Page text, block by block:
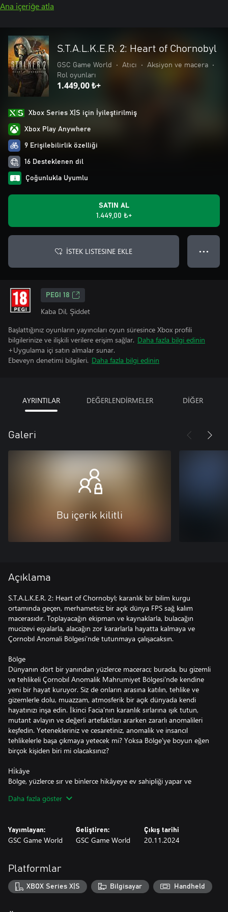
Ana içeriğe atla
S.T.A.L.K.E.R. 2: Heart of Chornobyl
GSC Game World • Atıcı • Aksiyon ve macera
•
Rol oyunları
1.449,00 ₺+
Xbox Series X|S için İyileştirilmiş
Xbox Play Anywhere
9 Erişilebilirlik özelliği
16 Desteklenen dil
Çoğunlukla Uyumlu
SATIN AL
1.449,00 ₺+
İSTEK LISTESINE EKLE ● ● ●
PEGI 18
Kaba Dil, Şiddet
Başlattığınız oyunların yayıncıları oyun süresince Xbox profili
bilgilerinize ve ilişkili verilere erişim sağlar. Daha fazla bilgi edinin
+Uygulama içi satın almalar sunar.
Ebeveyn denetimi bilgileri. Daha fazla bilgi edinin
AYRINTILAR DEĞERLENDİRMELER DİĞER
Galeri
Bu içerik kilitli
Açıklama
S.T.A.L.K.E.R. 2: Heart of Chornobyl; karanlık bir bilim kurgu
ortamında geçen, merhametsiz bir açık dünya FPS sağ kalım
macerasıdır. Toplayacağın ekipman ve kaynaklarla, bulacağın
mucizevi eşyalarla, alacağın zor kararlarla hayatta kalmaya ve
Çornobıl Anomali Bölgesi'nde tutunmaya çalışacaksın.
Bölge
Dünyanın dört bir yanından yüzlerce maceracı; burada, bu gizemli
ve tehlikeli Çornobıl Anomalik Mahrumiyet Bölgesi'nde kendine
yeni bir hayat kuruyor. Siz de onların arasına katılın, tehlike ve
gizemlerle dolu, muazzam, atmosferik bir açık dünyada kendi
hayatınızı inşa edin. İkinci Facia'nın karanlık sırlarına ışık tutun,
mutant avlayın ve değerli artefaktları ararken zararlı anomalileri
keşfedin. Yetenekleriniz ve cesaretiniz, anomalik ve insancıl
tehlikelerle başa çıkmaya yetecek mi? Yoksa Bölge'ye boyun eğen
birçok kişiden biri mi olacaksınız?
Hi̇kâye
Bölge, yüzlerce sır ve binlerce hikâyeye ev sahipliği yapar ve
Stalker olarak başladığınız hikâyede eşsiz kıyamet sonrası dünyayı
kararların, bazıları kimileyin bariz olmamakla birlikte birtakım
sonuçları olacağından emin olabilirsiniz.
efsanelerin kahramanı olmak mı? Yoksa Bölge'yi kontrol edenler
için zor ama kârlı görevleri yerine getirmek mi? Burada istediğiniz
kişi olabilirsiniz, hatta kendiniz bile.
Daha fazla göster
Yayımlayan:
GSC Game World
Geliştiren:
GSC Game World
Çıkış tarihi
20.11.2024
Platformlar
XBOX Series X|S Bilgisayar Handheld